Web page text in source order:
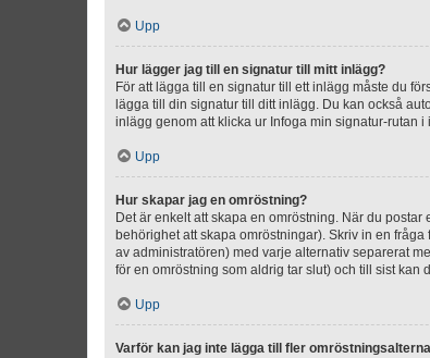
Upp
Hur lägger jag till en signatur till mitt inlägg?
För att lägga till en signatur till ett inlägg måste du
lägga till din signatur till ditt inlägg. Du kan också
inlägg genom att klicka ur Infoga min signatur-rutan i
Upp
Hur skapar jag en omröstning?
Det är enkelt att skapa en omröstning. När du
behörighet att skapa omröstningar). Skriv in en
av administratören) med varje alternativ separerat
för en omröstning som aldrig tar slut) och till sist kan
Upp
Varför kan jag inte lägga till fler